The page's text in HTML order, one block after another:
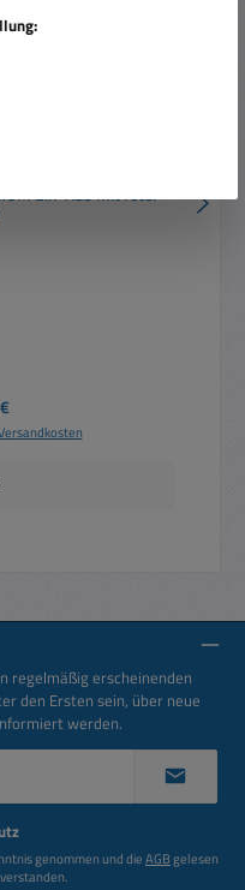
Ein-Aus mit roter
Preis:
regelmäßig erscheinenden
den Ersten sein, über neue
werden.
genommen und dieAGBgelesen